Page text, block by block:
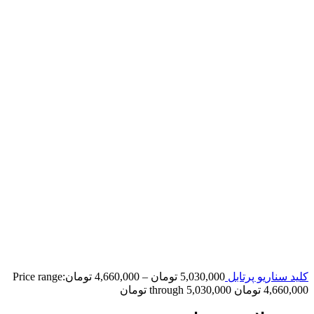
کلید سناریو پرتابل 5,030,000 تومان –
4,660,000 تومانPrice range:
4,660,000 تومان through 5,030,000 تومان